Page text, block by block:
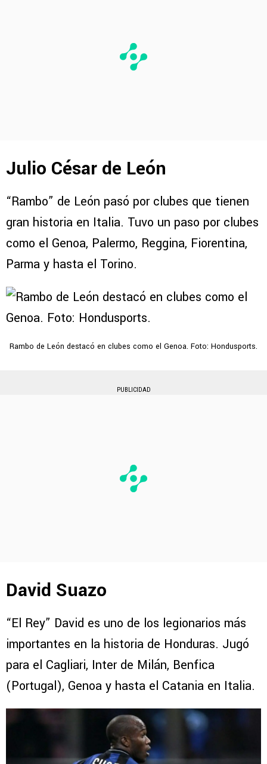
Julio César de León
“Rambo” de León pasó por clubes que tienen
gran historia en Italia. Tuvo un paso por clubes
como el Genoa, Palermo, Reggina, Fiorentina,
Parma y hasta el Torino.
Rambo de León destacó en clubes como el Genoa. Foto: Hondusports.
PUBLICIDAD
David Suazo
“El Rey” David es uno de los legionarios más
importantes en la historia de Honduras. Jugó
para el Cagliari, Inter de Milán, Benfica
(Portugal), Genoa y hasta el Catania en Italia.